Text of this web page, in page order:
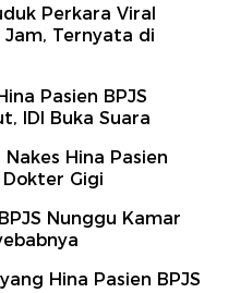
Perkara Viral
Jam, Ternyata di
Pasien BPJS
IDI Buka Suara
Hina Pasien
Gigi
Nunggu Kamar
Hina Pasien BPJS